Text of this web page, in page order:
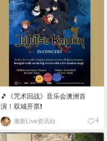
🎵《咒术回战》音乐会澳洲首
演！双城开票❗️
澳新Live资讯站 4